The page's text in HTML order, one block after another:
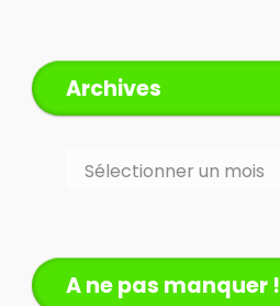
Archives
Archives
A ne pas manquer !